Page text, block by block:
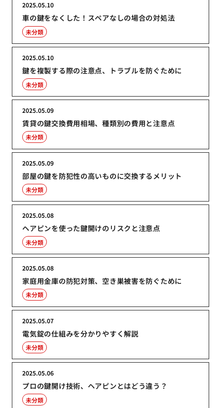
車の鍵をなくした！スペアなしの場合の対処法
2025.05.10
未分類
鍵を複製する際の注意点、トラブルを防ぐために
2025.05.10
未分類
賃貸の鍵交換費用相場、種類別の費用と注意点
2025.05.09
未分類
部屋の鍵を防犯性の高いものに交換するメリット
2025.05.09
未分類
ヘアピンを使った鍵開けのリスクと注意点
2025.05.08
未分類
家庭用金庫の防犯対策、空き巣被害を防ぐために
2025.05.08
未分類
電気錠の仕組みを分かりやすく解説
2025.05.07
未分類
プロの鍵開け技術、ヘアピンとはどう違う？
2025.05.06
未分類